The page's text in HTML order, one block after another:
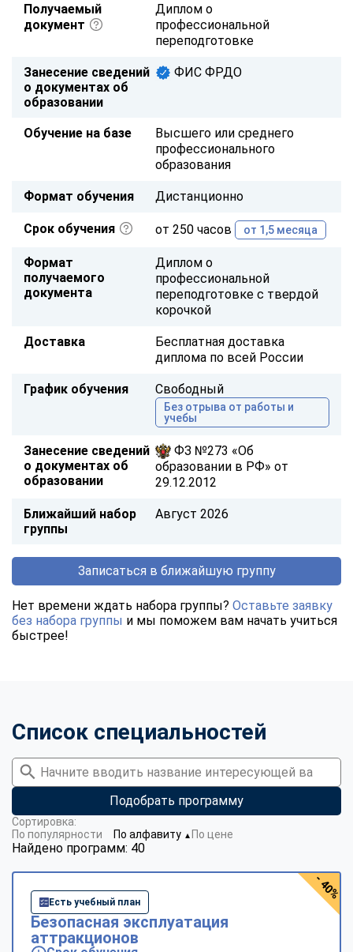
Получаемый
документ
Диплом о
профессиональной
переподготовке
Занесение сведений
о документах об
образовании
ФИС ФРДО
Обучение на базе
Высшего или среднего
профессионального
образования
Формат обучения Дистанционно
Срок обучения от 250 часов от 1,5 месяца
Формат
получаемого
документа
Диплом о
профессиональной
переподготовке с твердой
корочкой
Доставка
Бесплатная доставка
диплома по всей России
График обучения Свободный
Без отрыва от работы и
учебы
Занесение сведений
о документах об
образовании
ФЗ №273 «Об
образовании в РФ» от
29.12.2012
Ближайший набор
группы
Август 2026
Записаться в ближайшую группу
Нет времени ждать набора группы? Оставьте заявку
без набора группы и мы поможем вам начать учиться
быстрее!
Список специальностей
Подобрать программу
Найдено программ: 40
Сортировка:
По популярности
По алфавиту ▼ По цене
Есть учебный план
Безопасная эксплуатация
аттракционов
- 40%